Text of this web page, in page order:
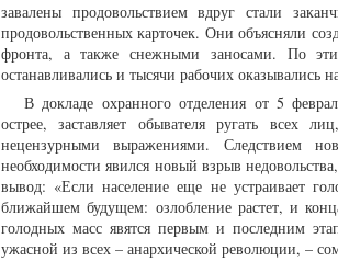
завалены продовольствием вдруг стали
продовольственных карточек. Они объясняли
фронта, а также снежными заносами. По
останавливались и тысячи рабочих оказывались
В докладе охранного отделения от 5
острее, заставляет обывателя ругать всех
нецензурными выражениями. Следствием
необходимости явился новый взрыв
вывод: «Если население еще не устраивает
ближайшем будущем: озлобление растет, и
голодных масс явятся первым и последним
ужасной из всех – анархической революции, –